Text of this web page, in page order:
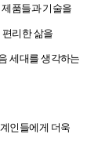
품들과 기술을
리한 삶을
세대를 생각하는
인들에게 더욱